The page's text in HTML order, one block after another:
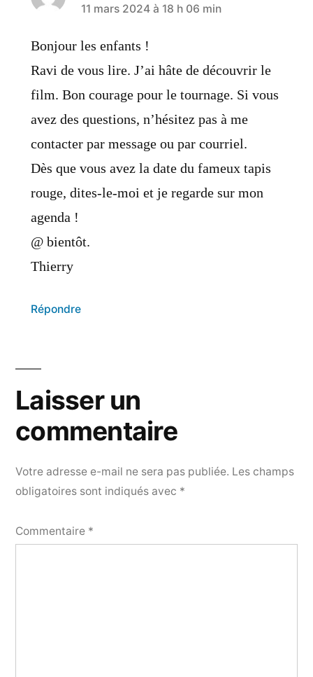
11 mars 2024 à 18 h 06 min
Bonjour les enfants !
Ravi de vous lire. J’ai hâte de découvrir le
film. Bon courage pour le tournage. Si vous
avez des questions, n’hésitez pas à me
contacter par message ou par courriel.
Dès que vous avez la date du fameux tapis
rouge, dites-le-moi et je regarde sur mon
agenda !
@ bientôt.
Thierry
Répondre
Votre adresse e-mail ne sera pas publiée. Les champs
obligatoires sont indiqués avec *
Commentaire *
Laisser un
commentaire